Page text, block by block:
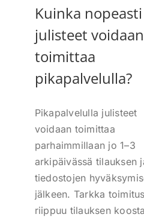
Kuinka nopeasti
julisteet voidaan
toimittaa
pikapalvelulla?
Pikapalvelulla julisteet
voidaan toimittaa
parhaimmillaan jo 1–3
arkipäivässä tilauksen
tiedostojen
jälkeen. Tarkka
riippuu tilauksen